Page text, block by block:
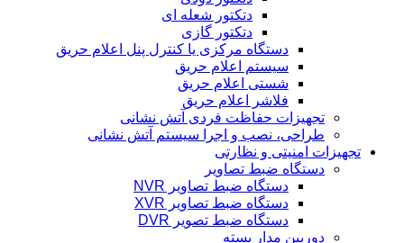
دتکتور شعله ای
دتکتور گازی
دستگاه مرکزی یا کنترل پنل اعلام حریق
سیستم اعلام حریق
شستی اعلام حریق
فلاشر اعلام حریق
تجهیزات حفاظت فردی آتش نشانی
طراحی، نصب و اجرا سیستم آتش نشانی
تجهیزات امنیتی و نظارتی
دستگاه ضبط تصاویر
دستگاه ضبط تصاویر NVR
دستگاه ضبط تصاویر XVR
دستگاه ضبط تصویر DVR
دوربین مدار بسته